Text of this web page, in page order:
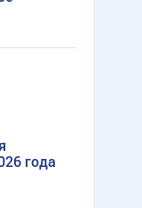
года